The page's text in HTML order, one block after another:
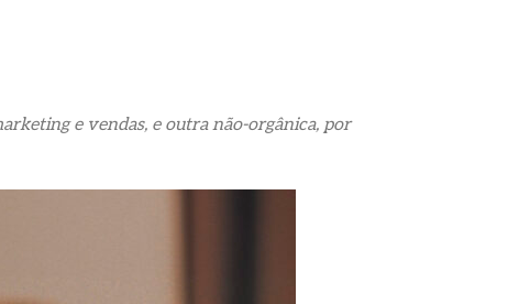
e vendas, e outra não-orgânica, por